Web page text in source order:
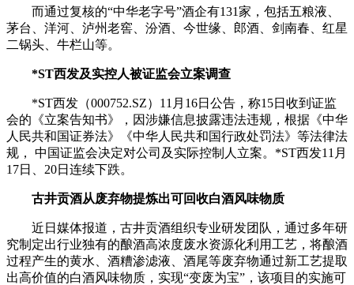
而通过复核的“中华老字号”酒企有131家，包括五粮液、
茅台、洋河、泸州老窖、汾酒、今世缘、郎酒、剑南春、红星
二锅头、牛栏山等。
*ST西发及实控人被证监会立案调查
*ST西发（000752.SZ）11月16日公告，称15日收到证监
会的《立案告知书》，因涉嫌信息披露违法违规，根据《中华
人民共和国证券法》《中华人民共和国行政处罚法》等法律法
规， 中国证监会决定对公司及实际控制人立案。*ST西发11月
17日、20日连续下跌。
古井贡酒从废弃物提炼出可回收白酒风味物质
近日媒体报道，古井贡酒组织专业研发团队，通过多年研
究制定出行业独有的酿酒高浓度废水资源化利用工艺，将酿酒
过程产生的黄水、酒糟渗滤液、酒尾等废弃物通过新工艺提取
出高价值的白酒风味物质，实现“变废为宝”，该项目的实施可